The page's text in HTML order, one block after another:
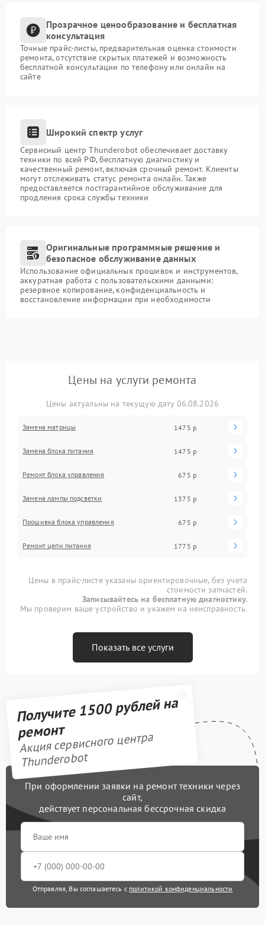
Прозрачное ценообразование и бесплатная
консультация
Точные прайс-листы, предварительная оценка стоимости
ремонта, отсутствие скрытых платежей и возможность
бесплатной консультации по телефону или онлайн на
сайте
Широкий спектр услуг
Сервисный центр Thunderobot обеспечивает доставку
техники по всей РФ, бесплатную диагностику и
качественный ремонт, включая срочный ремонт. Клиенты
могут отслеживать статус ремонта онлайн. Также
предоставляется постгарантийное обслуживание для
продления срока службы техники
Оригинальные программные решение и
безопасное обслуживание данных
Использование официальных прошивок и инструментов,
аккуратная работа с пользовательскими данными:
резервное копирование, конфиденциальность и
восстановление информации при необходимости
Цены на услуги ремонта
Цены актуальны на текущую дату 06.08.2026
Замена матрицы 1475 р
Замена блока питания 1475 р
Ремонт блока управления 675 р
Замена лампы подсветки 1375 р
Прошивка блока управления 675 р
Ремонт цепи питания 1775 р
Цены в прайс-листе указаны ориентировочные, без учета
стоимости запчастей.
Записывайтесь на бесплатную диагностику.
Мы проверим ваше устройство и укажем на неисправность.
Показать все услуги
Получите 1500 рублей на
ремонт
Акция сервисного центра
Thunderobot
При оформлении заявки на ремонт техники через
сайт,
действует персональная бессрочная скидка
Отправляя, Вы соглашаетесь с политикой конфиденциальности